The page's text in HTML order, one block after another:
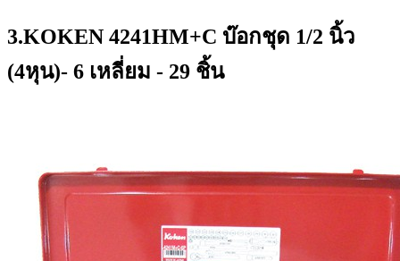
3.KOKEN 4241HM+C บ๊อกชุด 1/2 นิ้ว
(4หุน)- 6 เหลี่ยม - 29 ชิ้น